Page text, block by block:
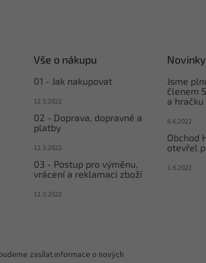
Vše o nákupu
01 - Jak nakupovat
12.5.2022
02 - Doprava, dopravné a
platby
12.5.2022
03 - Postup pro výměnu,
vrácení a reklamaci zboží
11.5.2022
Novinky
Jsme
členem
a hračku
6.6.2022
Obchod
otevřel
1.6.2022
zasílat informace o nových